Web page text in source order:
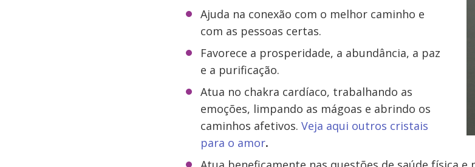
Ajuda na conexão com o melhor caminho e
com as pessoas certas.
Favorece a prosperidade, a abundância, a paz
e a purificação.
Atua no chakra cardíaco, trabalhando as
emoções, limpando as mágoas e abrindo os
caminhos afetivos. Veja aqui outros cristais
para o amor.